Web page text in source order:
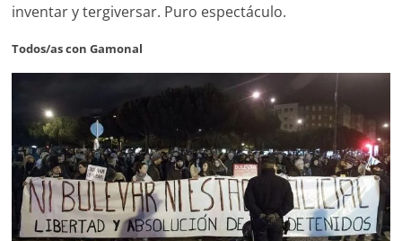
inventar y tergiversar. Puro espectáculo.
Todos/as con Gamonal